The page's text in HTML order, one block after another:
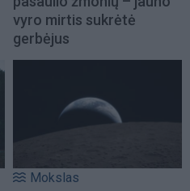
vyro mirtis sukrėtė
gerbėjus
Mokslas